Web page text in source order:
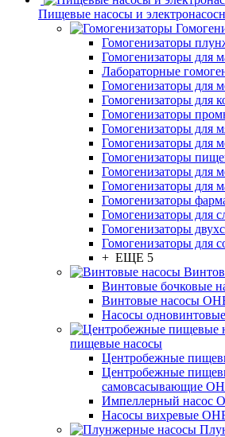
Пищевые насосы и
Гомогенизаторы
Гомогенизаторы для
Лабораторные
Гомогенизаторы для
Гомогенизаторы для
Гомогенизаторы
Гомогенизаторы для
Гомогенизаторы для
Гомогенизаторы
Гомогенизаторы для
Гомогенизаторы для
Гомогенизаторы
Гомогенизаторы для
Гомогенизаторы
Гомогенизаторы для
+ ЕЩЕ 5
Винтовые бочковые
Винтовые насосы
Насосы
пищевые насосы
Центробежные
Центробежные
самовсасывающие
Импеллерный
Насосы вихревые